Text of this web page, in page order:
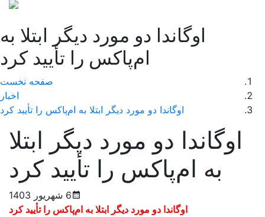
اوگاندا دو مورد دیگر ابتلا به
ام‌پاکس را تأیید کرد
صفحه نخست
اخبار
اوگاندا دو مورد دیگر ابتلا به ام‌پاکس را تأیید کرد
اوگاندا دو مورد دیگر ابتلا
به ام‌پاکس را تأیید کرد
6 شهریور 1403
اوگاندا دو مورد دیگر ابتلا به ام‌پاکس را تأیید کرد